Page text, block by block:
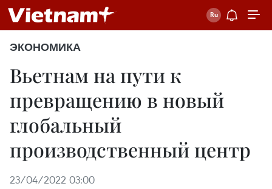
ЭКОНОМИКА
Вьетнам на пути к
превращению в новый
глобальный
производственный центр
23/04/2022 03:00